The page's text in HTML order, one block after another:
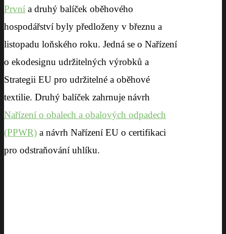
První a druhý balíček oběhového
hospodářství byly předloženy v březnu a
listopadu loňského roku. Jedná se o Nařízení
o ekodesignu udržitelných výrobků a
Strategii EU pro udržitelné a oběhové
textilie. Druhý balíček zahrnuje návrh
Nařízení o obalech a obalových odpadech
(PPWR) a návrh Nařízení EU o certifikaci
pro odstraňování uhlíku.